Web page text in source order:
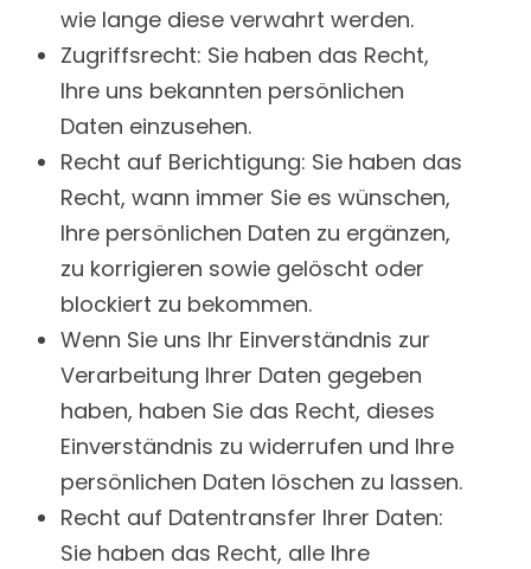
wie lange diese verwahrt werden.
Zugriffsrecht: Sie haben das Recht,
Ihre uns bekannten persönlichen
Daten einzusehen.
Recht auf Berichtigung: Sie haben das
Recht, wann immer Sie es wünschen,
Ihre persönlichen Daten zu ergänzen,
zu korrigieren sowie gelöscht oder
blockiert zu bekommen.
Wenn Sie uns Ihr Einverständnis zur
Verarbeitung Ihrer Daten gegeben
haben, haben Sie das Recht, dieses
Einverständnis zu widerrufen und Ihre
persönlichen Daten löschen zu lassen.
Recht auf Datentransfer Ihrer Daten:
Sie haben das Recht, alle Ihre